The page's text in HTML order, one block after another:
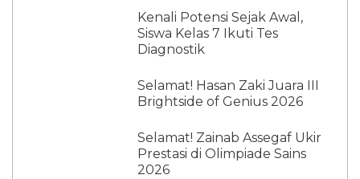
Kenali Potensi Sejak Awal,
Siswa Kelas 7 Ikuti Tes
Diagnostik
Selamat! Hasan Zaki Juara III
Brightside of Genius 2026
Selamat! Zainab Assegaf Ukir
Prestasi di Olimpiade Sains
2026